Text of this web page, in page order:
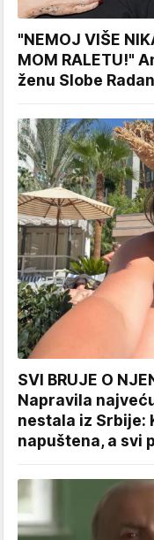
"NEMOJ VIŠE
MOM RALETU!"
ženu Slobe
SVI BRUJE O
Napravila
nestala iz Srbije:
napuštena, a svi